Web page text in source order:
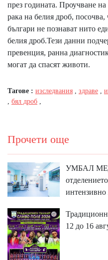
през годината. Проучване
рака на белия дроб,
българи не познават нито
белия дроб.Тези данни
превенция, ранна
могат да спасят животи.
Тагове : изследвания , здраве ,
, бял дроб ,
Прочети още
УМБАЛ
интензивно
12 до 16